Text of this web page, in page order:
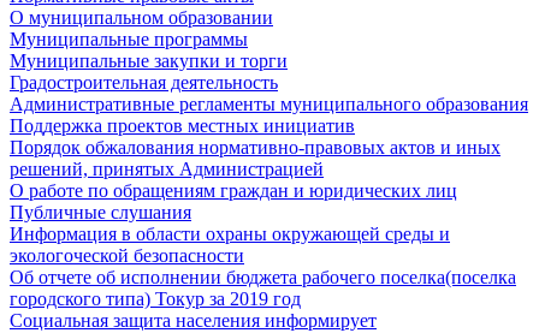
О муниципальном образовании
Муниципальные программы
Муниципальные закупки и торги
Градостроительная деятельность
Административные регламенты муниципального образования
Поддержка проектов местных инициатив
Порядок обжалования нормативно-правовых актов и иных
решений, принятых Администрацией
О работе по обращениям граждан и юридических лиц
Публичные слушания
Информация в области охраны окружающей среды и
экологоческой безопасности
Об отчете об исполнении бюджета рабочего поселка(поселка
городского типа) Токур за 2019 год
Социальная защита населения информирует